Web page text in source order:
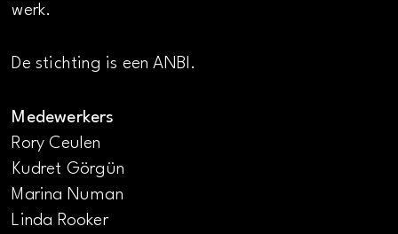
werk.
De stichting is een ANBI.
Medewerkers
Rory Ceulen
Kudret Görgün
Marina Numan
Linda Rooker